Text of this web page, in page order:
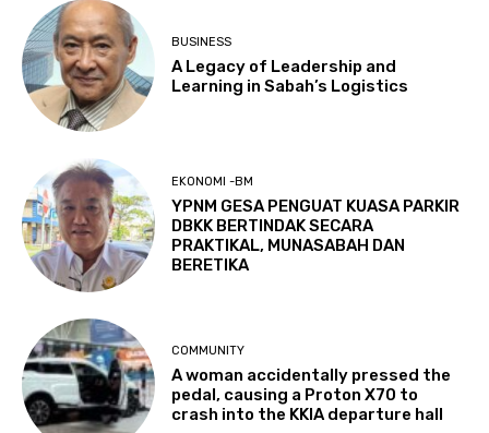
BUSINESS
A Legacy of Leadership and
Learning in Sabah’s Logistics
EKONOMI -BM
YPNM GESA PENGUAT KUASA PARKIR
DBKK BERTINDAK SECARA
PRAKTIKAL, MUNASABAH DAN
BERETIKA
COMMUNITY
A woman accidentally pressed the
pedal, causing a Proton X70 to
crash into the KKIA departure hall